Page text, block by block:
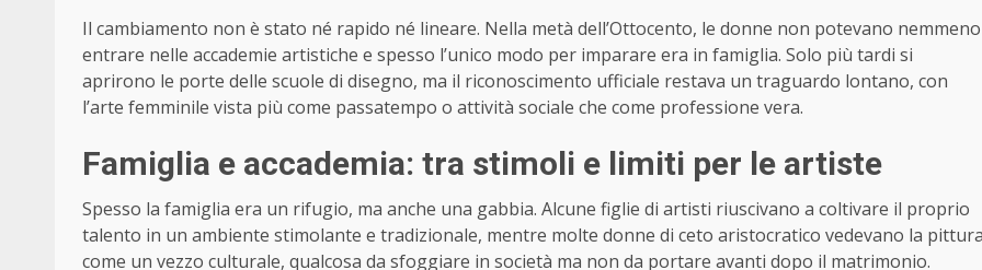
Il cambiamento non è stato né rapido né lineare. Nella metà dell’Ottocento, le donne non potevano nemmeno
entrare nelle accademie artistiche e spesso l’unico modo per imparare era in famiglia. Solo più tardi si
aprirono le porte delle scuole di disegno, ma il riconoscimento ufficiale restava un traguardo lontano, con
l’arte femminile vista più come passatempo o attività sociale che come professione vera.
Famiglia e accademia: tra stimoli e limiti per le artiste
Spesso la famiglia era un rifugio, ma anche una gabbia. Alcune figlie di artisti riuscivano a coltivare il proprio
talento in un ambiente stimolante e tradizionale, mentre molte donne di ceto aristocratico vedevano la
come un vezzo culturale, qualcosa da sfoggiare in società ma non da portare avanti dopo il matrimonio.